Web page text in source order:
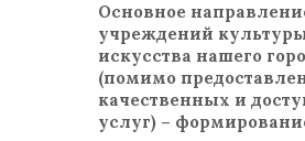
Основное
учреждений
искусства нашего
(помимо
качественных и
услуг) –